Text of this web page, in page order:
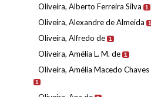
Oliveira, Alberto Ferreira Silva 1
Oliveira, Alexandre de Almeida 1
Oliveira, Alfredo de 1
Oliveira, Amélia L. M. de 1
Oliveira, Amélia Macedo Chaves
1